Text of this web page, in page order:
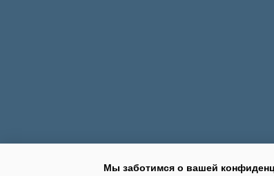
Мы заботимся о вашей